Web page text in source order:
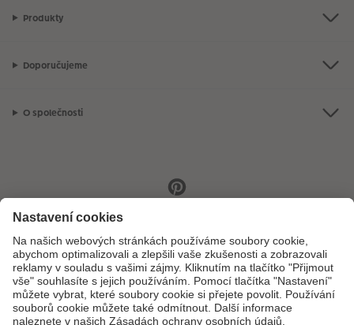
Produkty
Doporučujeme
O společnosti
Máte-li jakékoli dotazy týkající se fotoproduktů nebo objednávek,
neváhejte nás kontaktovat:+ 420 800 100 808[Po - Pá: 8:00 - 16:00]